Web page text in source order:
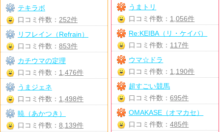
うまトリ
口コミ件数： 1,056件
Re:KEIBA（リ・ケイバ）
口コミ件数： 117件
ウマ☆ドラ
口コミ件数： 1,190件
超すごい競馬
口コミ件数：695件
OMAKASE（オマカセ）
口コミ件数：485件
テキラボ
口コミ件数： 252件
リフレイン（Refrain）
口コミ件数： 853件
カチウマの定理
口コミ件数： 1,476件
うまジェネ
口コミ件数： 1,498件
暁（あかつき）
口コミ件数： 8,139件